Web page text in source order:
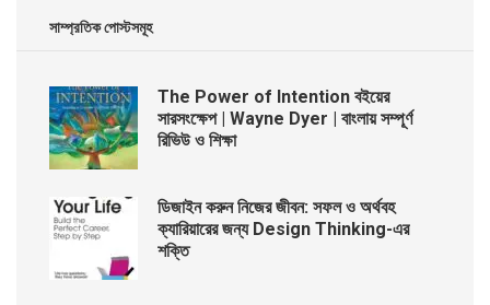
সাম্প্রতিক পোস্টসমূহ
The Power of Intention বইয়ের
সারসংক্ষেপ | Wayne Dyer | বাংলায় সম্পূর্ণ
রিভিউ ও শিক্ষা
ডিজাইন করুন নিজের জীবন: সফল ও অর্থবহ
ক্যারিয়ারের জন্য Design Thinking-এর
শক্তি